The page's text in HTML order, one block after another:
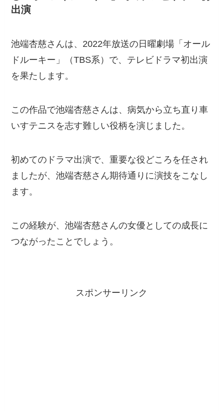
出演
池端杏慈さんは、2022年放送の日曜劇場「オール
ドルーキー」（TBS系）で、テレビドラマ初出演
を果たします。
この作品で池端杏慈さんは、病気から立ち直り車
いすテニスを志す難しい役柄を演じました。
初めてのドラマ出演で、重要な役どころを任され
ましたが、池端杏慈さん期待通りに演技をこなし
ます。
この経験が、池端杏慈さんの女優としての成長に
つながったことでしょう。
スポンサーリンク